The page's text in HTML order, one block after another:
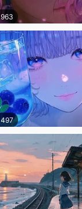
963
497